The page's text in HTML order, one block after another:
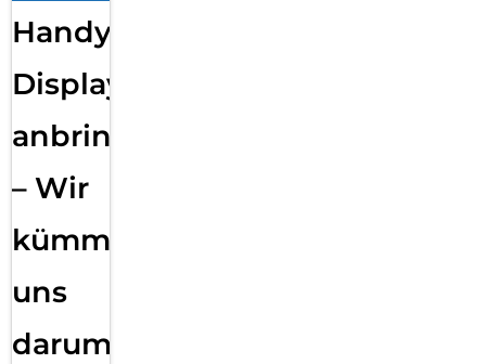
Handy
Displayfolie
anbringen
– Wir
kümmern
uns
darum!